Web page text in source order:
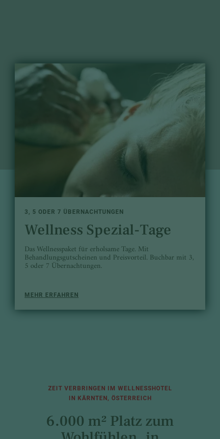
3, 5 ODER 7 ÜBERNACHTUNGEN
Wellness Spezial-Tage
Das Wellnesspaket für erholsame Tage. Mit
Behandlungsgutscheinen und Preisvorteil. Buchbar mit 3,
5 oder 7 Übernachtungen.
MEHR ERFAHREN
ZEIT VERBRINGEN IM WELLNESSHOTEL
IN KÄRNTEN, ÖSTERREICH
6.000 m² Platz zum